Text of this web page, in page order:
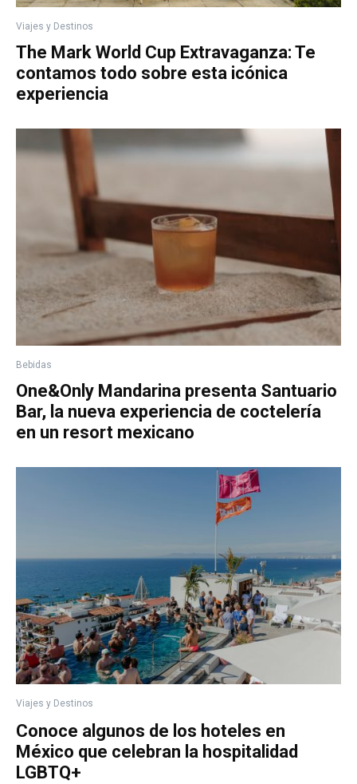
Viajes y Destinos
The Mark World Cup Extravaganza: Te
contamos todo sobre esta icónica
experiencia
Bebidas
One&Only Mandarina presenta Santuario
Bar, la nueva experiencia de coctelería
en un resort mexicano
Viajes y Destinos
Conoce algunos de los hoteles en
México que celebran la hospitalidad
LGBTQ+